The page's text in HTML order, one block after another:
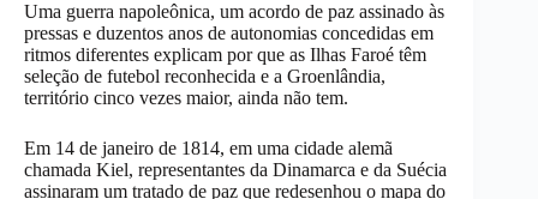
Uma guerra napoleônica, um acordo de paz assinado às
pressas e duzentos anos de autonomias concedidas em
ritmos diferentes explicam por que as Ilhas Faroé têm
seleção de futebol reconhecida e a Groenlândia,
território cinco vezes maior, ainda não tem.
Em 14 de janeiro de 1814, em uma cidade alemã
chamada Kiel, representantes da Dinamarca e da Suécia
assinaram um tratado de paz que redesenhou o mapa do